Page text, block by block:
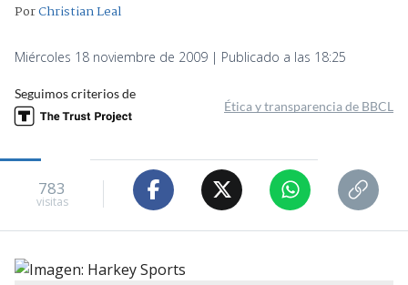
PorChristian Leal
Miércoles 18 noviembre de 2009 | Publicado a las 18:25
Seguimos criterios de
Ética y transparencia de BBCL
783
visitas